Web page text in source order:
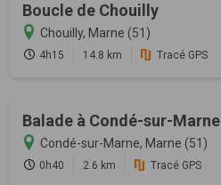
Boucle de Chouilly
Chouilly, Marne (51)
4h15 14.8 km Tracé GPS
Balade à Condé-sur-Marne
Condé-sur-Marne, Marne (51)
0h40 2.6 km Tracé GPS